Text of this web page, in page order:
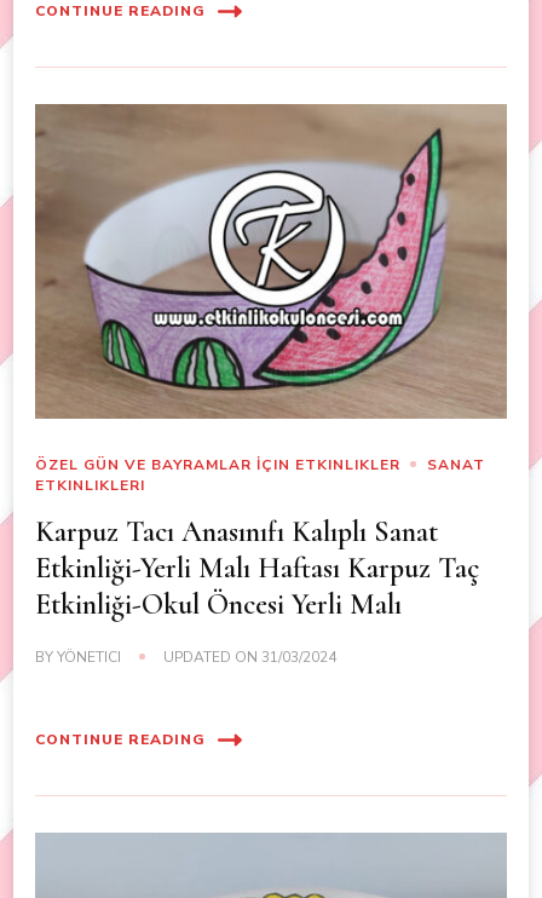
CONTINUE READING
ÖZEL GÜN VE BAYRAMLAR İÇIN ETKINLIKLER
SANAT
ETKINLIKLERI
Karpuz Tacı Anasınıfı Kalıplı Sanat
Etkinliği-Yerli Malı Haftası Karpuz Taç
Etkinliği-Okul Öncesi Yerli Malı
BYYÖNETICI UPDATED ON 31/03/2024
CONTINUE READING